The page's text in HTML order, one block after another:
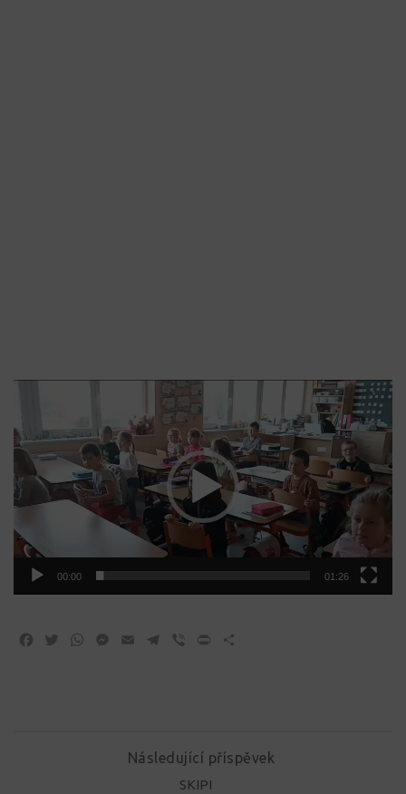
00:00 01:26
Facebook
TwitterWhatsApp
Messenger
Email Telegram
Viber Print
Následující příspěvek
SKIPI